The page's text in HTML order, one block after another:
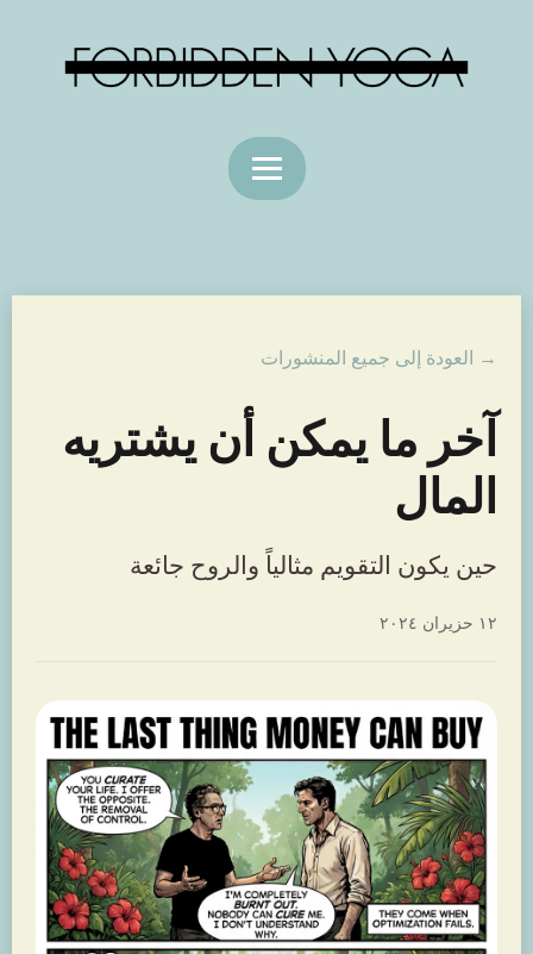
→ العودة إلى جميع المنشورات
آخر ما يمكن أن يشتريه
المال
حين يكون التقويم مثالياً والروح جائعة
١٢ حزيران ٢٠٢٤